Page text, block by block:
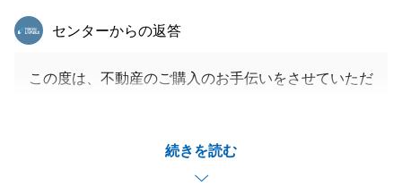
続きを読む
東急リバブル
センターからの返答
この度は、不動産のご購入のお手伝いをさせていただ
で、タイトで忙しいスケジュールだったかと思います
が無事お引渡しができ良かったです。